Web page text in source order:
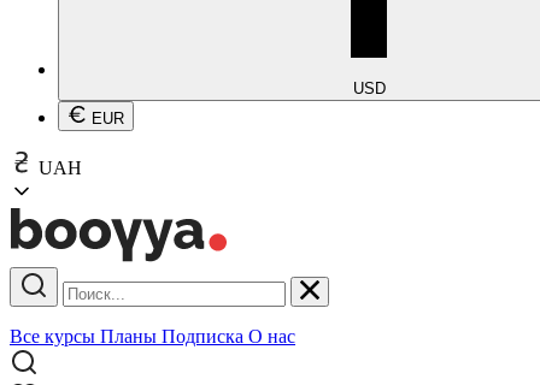
USD
EUR
UAH
Все курсы Планы Подписка О нас